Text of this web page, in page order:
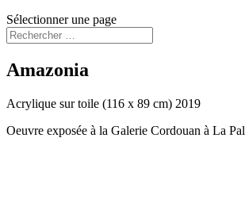
Sélectionner une page
Amazonia
Acrylique sur toile (116 x 89 cm) 2019
Oeuvre exposée à la Galerie Cordouan à La